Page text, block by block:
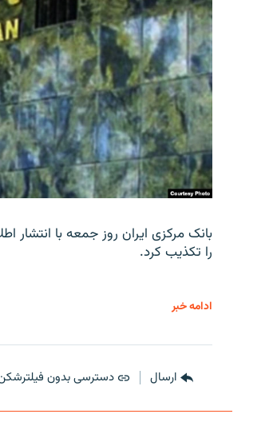
را تکذیب کرد.
ادامه خبر
ارسال دسترسی بدون